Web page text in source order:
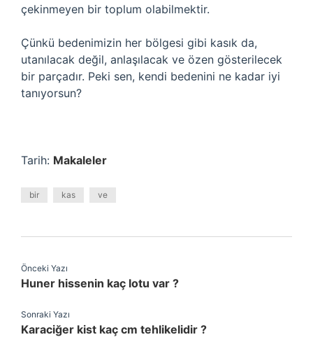
çekinmeyen bir toplum olabilmektir.
Çünkü bedenimizin her bölgesi gibi kasık da,
utanılacak değil, anlaşılacak ve özen gösterilecek
bir parçadır. Peki sen, kendi bedenini ne kadar iyi
tanıyorsun?
Tarih: Makaleler
bir kas ve
Önceki Yazı
Huner hissenin kaç lotu var ?
Sonraki Yazı
Karaciğer kist kaç cm tehlikelidir ?